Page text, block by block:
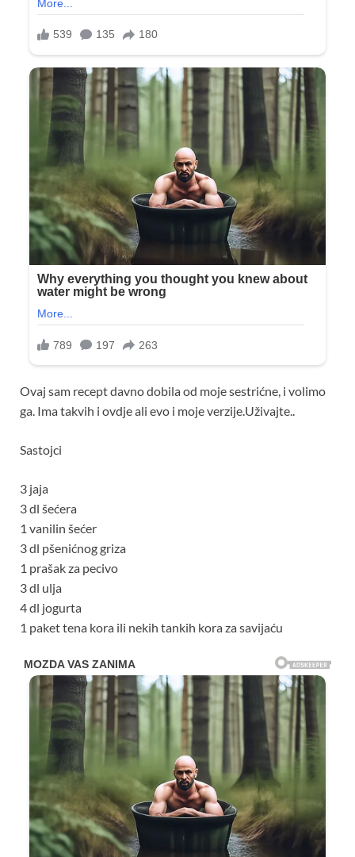
Ovaj sam recept davno dobila od moje sestrićne, i volimo
ga. Ima takvih i ovdje ali evo i moje verzije.Uživajte..
Sastojci
3 jaja
3 dl šećera
1 vanilin šećer
3 dl pšenićnog griza
1 prašak za pecivo
3 dl ulja
4 dl jogurta
1 paket tena kora ili nekih tankih kora za savijaću